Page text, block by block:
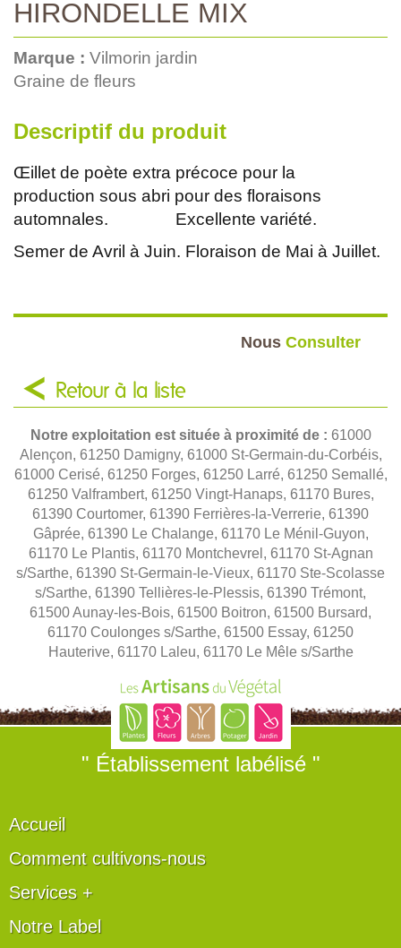
HIRONDELLE MIX
Marque : Vilmorin jardin
Graine de fleurs
Descriptif du produit
Œillet de poète extra précoce pour la
production sous abri pour des floraisons
automnales. Excellente variété.
Semer de Avril à Juin. Floraison de Mai à Juillet.
Nous Consulter
Retour à la liste
Notre exploitation est située à proximité de : 61000
Alençon, 61250 Damigny, 61000 St-Germain-du-Corbéis,
61000 Cerisé, 61250 Forges, 61250 Larré, 61250 Semallé,
61250 Valframbert, 61250 Vingt-Hanaps, 61170 Bures,
61390 Courtomer, 61390 Ferrières-la-Verrerie, 61390
Gâprée, 61390 Le Chalange, 61170 Le Ménil-Guyon,
61170 Le Plantis, 61170 Montchevrel, 61170 St-Agnan
s/Sarthe, 61390 St-Germain-le-Vieux, 61170 Ste-Scolasse
s/Sarthe, 61390 Tellières-le-Plessis, 61390 Trémont,
61500 Aunay-les-Bois, 61500 Boitron, 61500 Bursard,
61170 Coulonges s/Sarthe, 61500 Essay, 61250
Hauterive, 61170 Laleu, 61170 Le Mêle s/Sarthe
" Établissement labélisé "
Accueil
Comment cultivons-nous
Services +
Notre Label